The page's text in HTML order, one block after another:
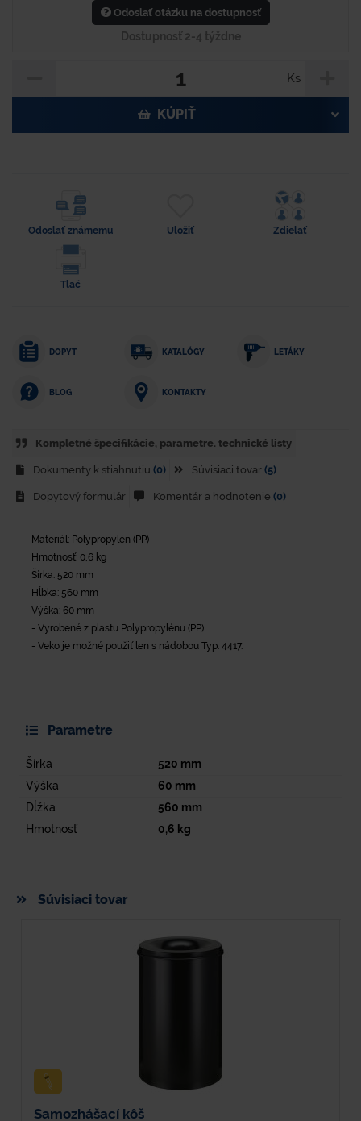
Odoslať otázku na dostupnosť
Dostupnosť 2-4 týždne
Ks
KÚPIŤ
Odoslať známemu Uložiť Zdielať
Tlač
DOPYT KATALÓGY LETÁKY
BLOG KONTAKTY
Kompletné špecifikácie, parametre. technické listy
Dokumenty k stiahnutiu (0) Súvisiaci tovar (5)
Dopytový formulár Komentár a hodnotenie (0)
Materiál: Polypropylén (PP)
Hmotnosť: 0,6 kg
Šírka: 520 mm
Hĺbka: 560 mm
Výška: 60 mm
- Vyrobené z plastu Polypropylénu (PP).
- Veko je možné použiť len s nádobou Typ: 4417.
Parametre
Šírka 520 mm
Výška
60 mm
Dĺžka
560 mm
Hmotnosť
0,6 kg
Súvisiaci tovar
Samozhášací kôš